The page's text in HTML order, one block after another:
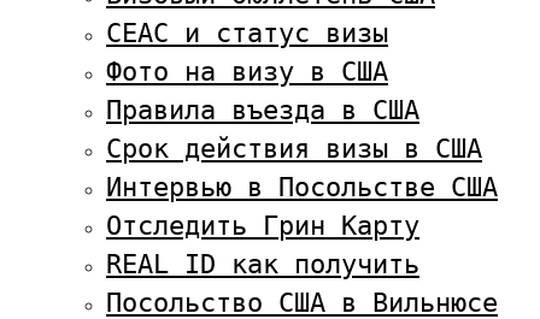
CEAC и статус визы
Фото на визу в США
Правила въезда в США
Срок действия визы в США
Интервью в Посольстве США
Отследить Грин Карту
REAL ID как получить
Посольство США в Вильнюсе